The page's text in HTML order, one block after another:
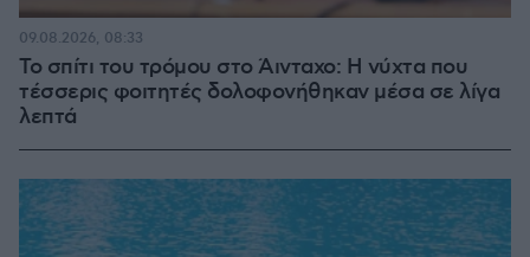
Το σπίτι του τρόμου στο Άινταχο: Η νύχτα που
τέσσερις φοιτητές δολοφονήθηκαν μέσα σε λίγα
λεπτά
09.08.2026, 08:33